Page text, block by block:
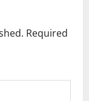
Required